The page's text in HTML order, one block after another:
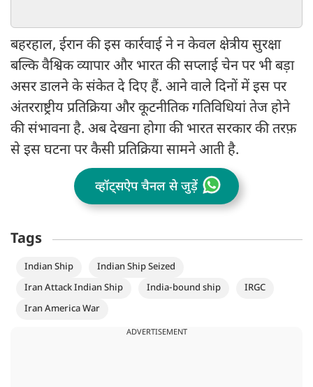
बहरहाल, ईरान की इस कार्रवाई ने न केवल क्षेत्रीय सुरक्षा
बल्कि वैश्विक व्यापार और भारत की सप्लाई चेन पर भी बड़ा
असर डालने के संकेत दे दिए हैं. आने वाले दिनों में इस पर
अंतरराष्ट्रीय प्रतिक्रिया और कूटनीतिक गतिविधियां तेज होने
की संभावना है. अब देखना होगा की भारत सरकार की तरफ़
से इस घटना पर कैसी प्रतिक्रिया सामने आती है.
व्हॉट्सऐप चैनल से जुड़ें
Tags
Indian Ship
Indian Ship Seized
Iran Attack Indian Ship
India-bound ship
IRGC
Iran America War
ADVERTISEMENT